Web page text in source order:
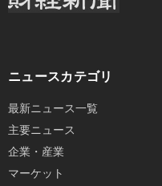
ニュースカテゴリ
最新ニュース一覧
主要ニュース
企業・産業
マーケット